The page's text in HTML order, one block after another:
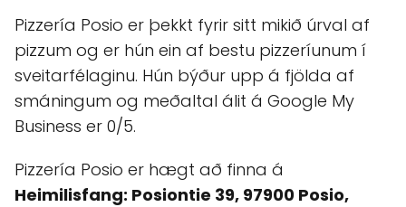
Pizzería Posio er þekkt fyrir sitt mikið úrval af
pizzum og er hún ein af bestu pizzeríunum í
sveitarfélaginu. Hún býður upp á fjölda af
smáningum og meðaltal álit á Google My
Business er 0/5.
Pizzería Posio er hægt að finna á
Heimilisfang: Posiontie 39, 97900 Posio,